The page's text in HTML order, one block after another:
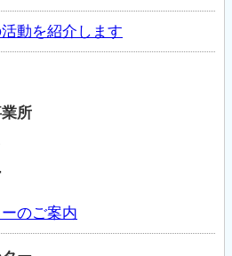
動を紹介します
所
のご案内